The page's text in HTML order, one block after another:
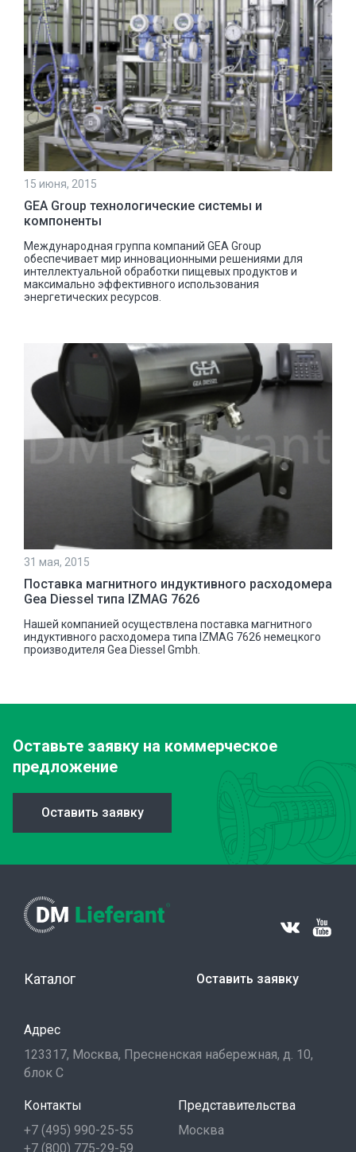
15 июня, 2015
GEA Group технологические системы и
компоненты
Международная группа компаний GEA Group
обеспечивает мир инновационными решениями для
интеллектуальной обработки пищевых продуктов и
максимально эффективного использования
энергетических ресурсов.
31 мая, 2015
Поставка магнитного индуктивного расходомера
Gea Diessel типа IZMAG 7626
Нашей компанией осуществлена поставка магнитного
индуктивного расходомера типа IZMAG 7626 немецкого
производителя Gea Diessel Gmbh.
Оставьте заявку на коммерческое
предложение
Оставить заявку
Каталог Оставить заявку
Адрес
123317, Москва, Пресненская набережная, д. 10,
блок С
Контакты
+7 (495) 990-25-55
+7 (800) 775-29-59
Представительства
Москва